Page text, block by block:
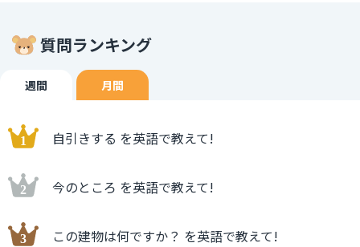
質問ランキング
週間 月間
自引きする を英語で教えて!
今のところ を英語で教えて!
この建物は何ですか？ を英語で教えて!